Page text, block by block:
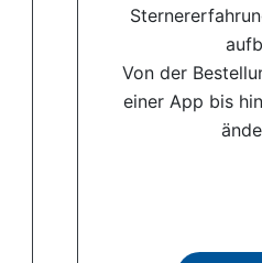
Von der
einer App bis